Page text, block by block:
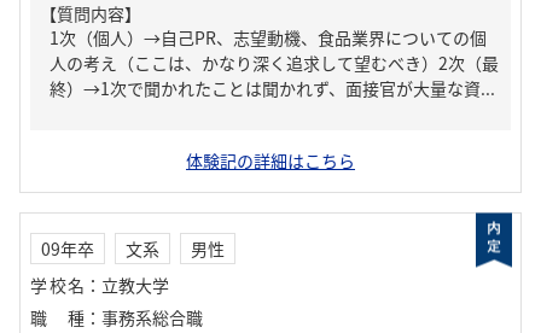
【質問内容】
1次（個人）→自己PR、志望動機、食品業界についての個
人の考え（ここは、かなり深く追求して望むべき）2次（最
終）→1次で聞かれたことは聞かれず、面接官が大量な資...
体験記の詳細はこちら
09年卒 文系
男性
学校名 ： 立教大学
職種 ： 事務系総合職